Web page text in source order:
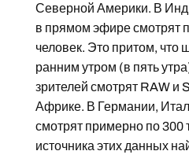
Северной Америки. В
в прямом эфире смотрят
человек. Это притом, что
ранним утром (в пять
зрителей смотрят RAW
Африке. В Германии,
смотрят примерно по 300
источника этих данных